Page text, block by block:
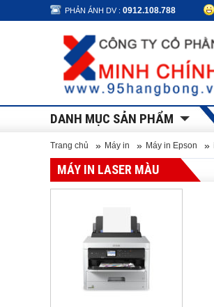
PHẢN ÁNH DV : 0912.108.788
DANH MỤC SẢN PHẨM
Trang chủ » Máy in » Máy in Epson »
MÁY IN LASER MÀU